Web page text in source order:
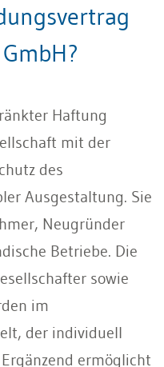
Haftung
mit der
des
Ausgestaltung. Sie
Neugründer
Betriebe. Die
sowie
im
der individuell
ermöglicht